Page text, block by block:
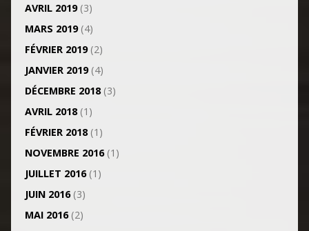
AVRIL 2019(3)
MARS 2019(4)
FÉVRIER 2019(2)
JANVIER 2019(4)
DÉCEMBRE 2018(3)
AVRIL 2018(1)
FÉVRIER 2018(1)
NOVEMBRE 2016(1)
JUILLET 2016(1)
JUIN 2016(3)
MAI 2016(2)